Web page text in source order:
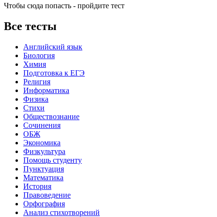
Чтобы сюда попасть - пройдите тест
Все тесты
Английский язык
Биология
Химия
Подготовка к ЕГЭ
Религия
Информатика
Физика
Стихи
Обществознание
Сочинения
ОБЖ
Экономика
Физкультура
Помощь студенту
Пунктуация
Математика
История
Правоведение
Орфография
Анализ стихотворений